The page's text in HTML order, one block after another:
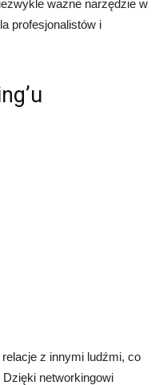
ważne narzędzie w
profesjonalistów i
z innymi ludźmi, co
networkingowi